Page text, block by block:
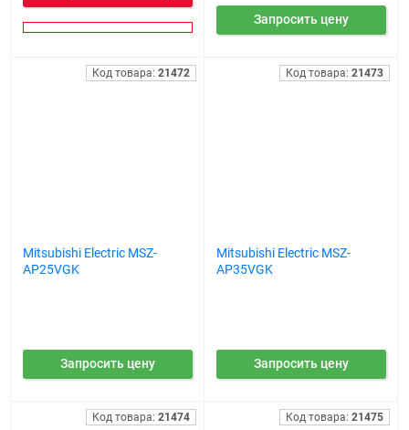
Запросить цену
Код товара: 21472
Mitsubishi Electric MSZ-
AP25VGK
Запросить цену
Код товара: 21473
Mitsubishi Electric MSZ-
AP35VGK
Запросить цену
Код товара: 21474 Код товара: 21475